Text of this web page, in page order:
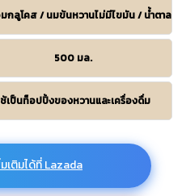
มกลูโคส / นมข้นหวานไม่มีไขมัน / น้ำตาล
500 มล.
เป็นท็อปปิ้งของหวานและเครื่องดื่ม
เติมได้ที่ Lazada